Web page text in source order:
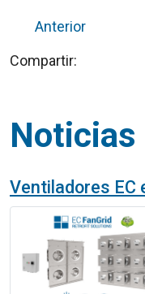
Anterior
Compartir:
Noticias